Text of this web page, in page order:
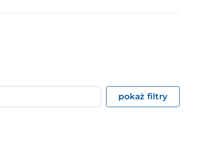
pokaż filtry